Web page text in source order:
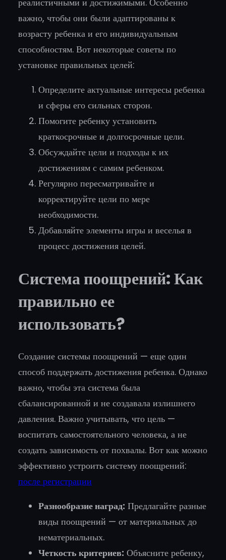
важно, чтобы они были адаптированы к
возрасту ребенка и его индивидуальным
способностям. Вот некоторые советы по
установке правильных целей:
Определите актуальные интересы ребенка
и сферы его сильных сторон.
Помогите ребенку установить
краткосрочные и долгосрочные цели.
Обсуждайте цели и подходы к их
достижениям с самим ребенком.
Регулярно пересматривайте и
корректируйте цели по мере
необходимости.
Добавляйте элементы игры и веселья в
процесс достижения целей.
Система поощрений: Как
правильно ее
использовать?
Создание системы поощрений — еще один
способ поддержать достижения ребенка. Однако
важно, чтобы эта система была
сбалансированной и не создавала излишнего
давления. Важно учитывать, что цель —
воспитать самостоятельного человека, а не
создать зависимость от похвалы. Вот как можно
эффективно устроить систему поощрений:
после регистрации
Разнообразие наград: Предлагайте разные
виды поощрений — от материальных до
нематериальных.
Четкость критериев: Объясните ребенку,